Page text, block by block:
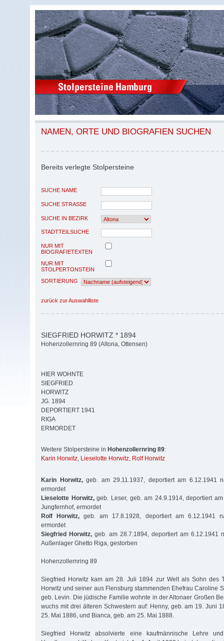
NAMEN, ORTE UND BIOGRAFIEN SUCHEN
Bereits verlegte Stolpersteine
SUCHE NAME
SUCHE STRASSE
SUCHE IN BEZIRK
STADTTEILSUCHE
NUR MIT
BIOGRAFIETEXTEN
NUR MIT
STOLPERTONSTEIN
SORTIERUNG
zurück zur Auswahlliste
SIEGFRIED HORWITZ * 1894
Hohenzollernring 89 (Altona, Ottensen)
HIER WOHNTE
SIEGFRIED
HORWITZ
JG. 1894
DEPORTIERT 1941
RIGA
ERMORDET
Weitere Stolpersteine in Hohenzollernring 89:
Karin Horwitz, Lieselotte Horwitz, Rolf Horwitz
Karin Horwitz,geb. am 29.11.1937, deportiert am 6.12.1941
ermordet
Lieselotte Horwitz,geb. Leser, geb. am 24.9.1914, deportiert
Jungfernhof, ermordet
Rolf Horwitz, geb. am 17.8.1928, deportiert am 6.12.1941
ermordet
Siegfried Horwitz, geb. am 28.7.1894, deportiert am 6.12.1941
Außenlager Ghetto Riga, gestorben
Hohenzollernring 89
Siegfried Horwitz kam am 28. Juli 1894 zur Welt als Sohn des
Horwitz und seiner aus Flensburg stammenden Ehefrau Caroline
geb. Levin. Die jüdische Familie wohnte in der Altonaer Großen
wuchs mit drei älteren Schwestern auf: Henny, geb. am 19. Juni
25. Mai 1886, und Bianca, geb. am 25. Mai 1888.
Siegfried Horwitz absolvierte eine kaufmännische Lehre